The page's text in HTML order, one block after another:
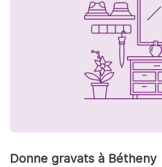
Donne gravats à Bétheny